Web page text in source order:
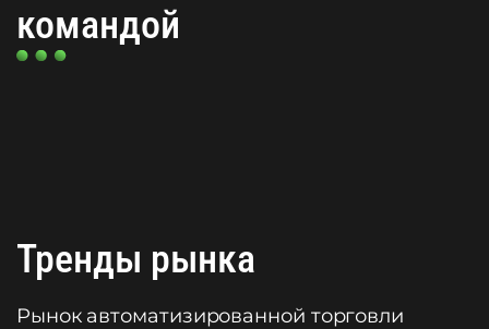
командой
Тренды рынка
Рынок автоматизированной торговли